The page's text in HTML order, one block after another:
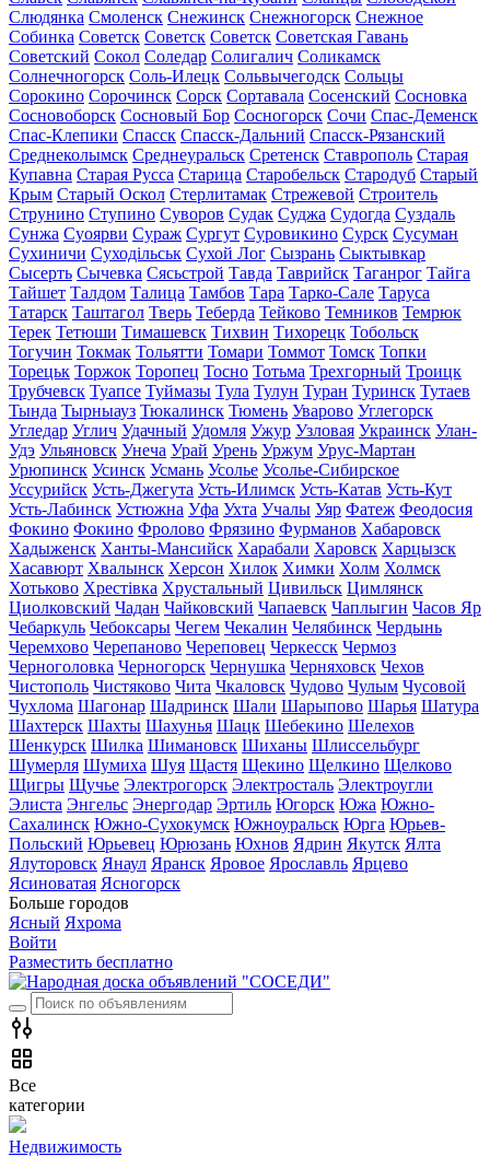
Слюдянка Смоленск Снежинск Снежногорск Снежное
Собинка Советск Советск Советск Советская Гавань
Советский Сокол Соледар Солигалич Соликамск
Солнечногорск Соль-Илецк Сольвычегодск Сольцы
Сорокино Сорочинск Сорск Сортавала Сосенский Сосновка
Сосновоборск Сосновый Бор Сосногорск Сочи Спас-Деменск
Спас-Клепики Спасск Спасск-Дальний Спасск-Рязанский
Среднеколымск Среднеуральск Сретенск Ставрополь Старая
Купавна Старая Русса Старица Старобельск Стародуб Старый
Крым Старый Оскол Стерлитамак Стрежевой Строитель
Струнино Ступино Суворов Судак Суджа Судогда Суздаль
Сунжа Суоярви Сураж Сургут Суровикино Сурск Сусуман
Сухиничи Суходільськ Сухой Лог Сызрань Сыктывкар
Сысерть Сычевка Сясьстрой Тавда Таврийск Таганрог Тайга
Тайшет Талдом Талица Тамбов Тара Тарко-Сале Таруса
Татарск Таштагол Тверь Теберда Тейково Темников Темрюк
Терек Тетюши Тимашевск Тихвин Тихорецк Тобольск
Тогучин Токмак Тольятти Томари Томмот Томск Топки
Торецьк Торжок Торопец Тосно Тотьма Трехгорный Троицк
Трубчевск Туапсе Туймазы Тула Тулун Туран Туринск Тутаев
Тында Тырныауз Тюкалинск Тюмень Уварово Углегорск
Угледар Углич Удачный Удомля Ужур Узловая Украинск Улан-
Удэ Ульяновск Унеча Урай Урень Уржум Урус-Мартан
Урюпинск Усинск Усмань Усолье Усолье-Сибирское
Уссурийск Усть-Джегута Усть-Илимск Усть-Катав Усть-Кут
Усть-Лабинск Устюжна Уфа Ухта Учалы Уяр Фатеж Феодосия
Фокино Фокино Фролово Фрязино Фурманов Хабаровск
Хадыженск Ханты-Мансийск Харабали Харовск Харцызск
Хасавюрт Хвалынск Херсон Хилок Химки Холм Холмск
Хотьково Хрестівка Хрустальный Цивильск Цимлянск
Циолковский Чадан Чайковский Чапаевск Чаплыгин Часов Яр
Чебаркуль Чебоксары Чегем Чекалин Челябинск Чердынь
Черемхово Черепаново Череповец Черкесск Чермоз
Черноголовка Черногорск Чернушка Черняховск Чехов
Чистополь Чистяково Чита Чкаловск Чудово Чулым Чусовой
Чухлома Шагонар Шадринск Шали Шарыпово Шарья Шатура
Шахтерск Шахты Шахунья Шацк Шебекино Шелехов
Шенкурск Шилка Шимановск Шиханы Шлиссельбург
Шумерля Шумиха Шуя Щастя Щекино Щелкино Щелково
Щигры Щучье Электрогорск Электросталь Электроугли
Элиста Энгельс Энергодар Эртиль Югорск Южа Южно-
Сахалинск Южно-Сухокумск Южноуральск Юрга Юрьев-
Польский Юрьевец Юрюзань Юхнов Ядрин Якутск Ялта
Ялуторовск Янаул Яранск Яровое Ярославль Ярцево
Ясиноватая Ясногорск
Больше городов
Ясный Яхрома
Войти
Разместить бесплатно
Все
категории
Недвижимость